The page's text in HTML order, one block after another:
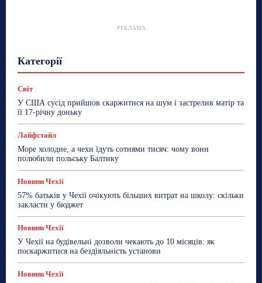
РЕКЛАМА
Категорії
Сад та город
Спорт
ТехноМанія
Топ-новини Фоторепортаж
Світ
У США сусід прийшов скаржитися на шум і застрелив матір та
її 17-річну доньку
Лайфстайл
Море холодне, а чехи їдуть сотнями тисяч: чому вони
полюбили польську Балтику
Новини Чехії
57% батьків у Чехії очікують більших витрат на школу: скільки
закласти у бюджет
Новини Чехії
У Чехії на будівельні дозволи чекають до 10 місяців: як
поскаржитися на бездіяльність установи
Новини Чехії